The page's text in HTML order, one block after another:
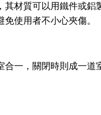
材質可以用鐵件或
使用者不小心夾傷。
一，關閉時則成一道